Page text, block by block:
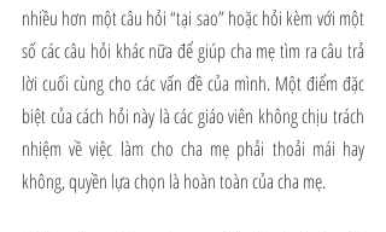
nhiều hơn một câu hỏi “tại sao” hoặc hỏi kèm với một
số các câu hỏi khác nữa để giúp cha mẹ tìm ra câu trả
lời cuối cùng cho các vấn đề của mình. Một điểm đặc
biệt của cách hỏi này là các giáo viên không chịu trách
nhiệm về việc làm cho cha mẹ phải thoải mái hay
không, quyền lựa chọn là hoàn toàn của cha mẹ.